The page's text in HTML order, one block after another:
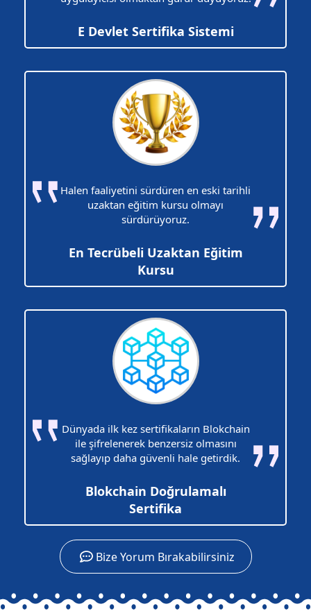
E Devlet Sertifika Sistemi
Halen faaliyetini sürdüren en eski tarihli
uzaktan eğitim kursu olmayı
sürdürüyoruz.
En Tecrübeli Uzaktan Eğitim
Kursu
Dünyada ilk kez sertifikaların Blokchain
ile şifrelenerek benzersiz olmasını
sağlayıp daha güvenli hale getirdik.
Blokchain Doğrulamalı
Sertifika
Bize Yorum Bırakabilirsiniz